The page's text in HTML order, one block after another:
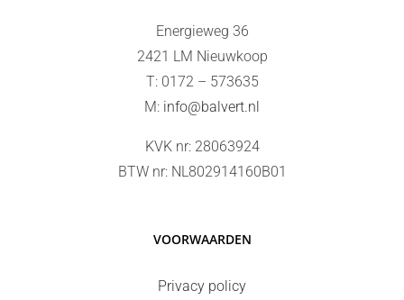
Energieweg 36
2421 LM Nieuwkoop
T: 0172 – 573635
M: info@balvert.nl
KVK nr: 28063924
BTW nr: NL802914160B01
VOORWAARDEN
Privacy policy